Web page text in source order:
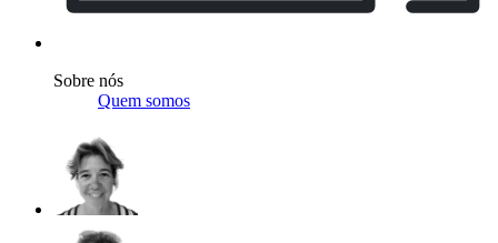
Sobre nós
Quem somos